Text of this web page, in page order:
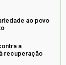
ao povo
a
recuperação